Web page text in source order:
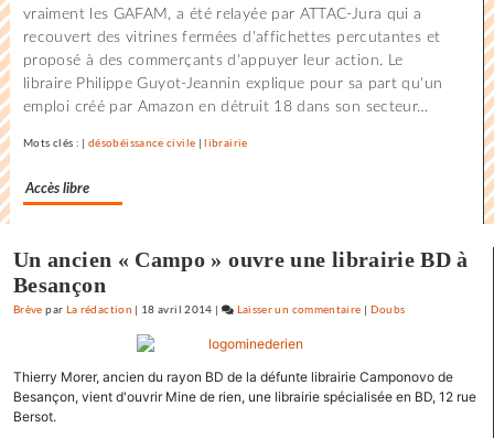
à
campagne
vraiment les GAFAM, a été relayée par ATTAC-Jura qui a
recouvert des vitrines fermées d'affichettes percutantes et
proposé à des commerçants d'appuyer leur action. Le
libraire Philippe Guyot-Jeannin explique pour sa part qu'un
emploi créé par Amazon en détruit 18 dans son secteur…
Mots clés : |désobéissance civile |librairie
Accès libre
Un ancien « Campo » ouvre une librairie BD à
Besançon
Brève par La rédaction | 18 avril 2014 | Laisser un commentaire on
de
Lons
| Doubs
Thierry Morer, ancien du rayon BD de la défunte librairie Camponovo de
Besançon, vient d'ouvrir Mine de rien, une librairie spécialisée en BD, 12 rue
Bersot.